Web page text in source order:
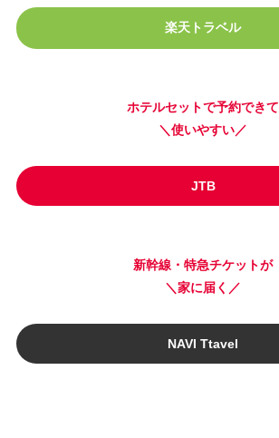
楽天トラベル
ホテルセットで予約できて
＼使いやすい／
JTB
新幹線・特急チケットが
＼家に届く／
NAVI Ttavel